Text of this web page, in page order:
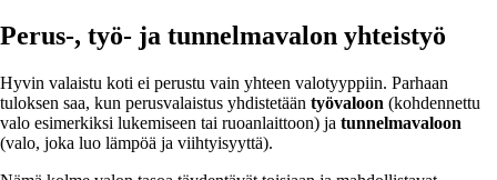
Perus-, työ- ja tunnelmavalon yhteistyö
Hyvin valaistu koti ei perustu vain yhteen valotyyppiin. Parhaan
tuloksen saa, kun perusvalaistus yhdistetään työvaloon (kohdennettu
valo esimerkiksi lukemiseen tai ruoanlaittoon) ja tunnelmavaloon
(valo, joka luo lämpöä ja viihtyisyyttä).